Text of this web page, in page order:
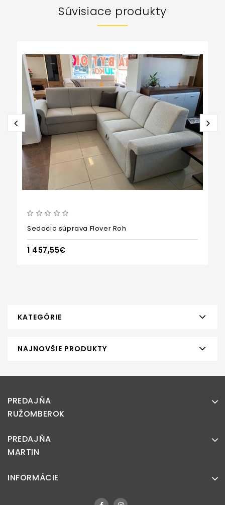
Súvisiace produkty
Sedacia súprava Flover Roh
1 457,55€
KATEGÓRIE
NAJNOVŠIE PRODUKTY
PREDAJŇA
RUŽOMBEROK
PREDAJŇA
MARTIN
INFORMÁCIE